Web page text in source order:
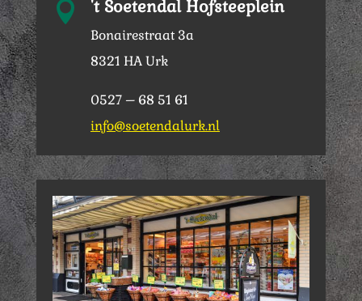
 't Soetendal Hofsteeplein
Bonairestraat 3a
8321 HA Urk
0527 – 68 51 61
info@soetendalurk.nl